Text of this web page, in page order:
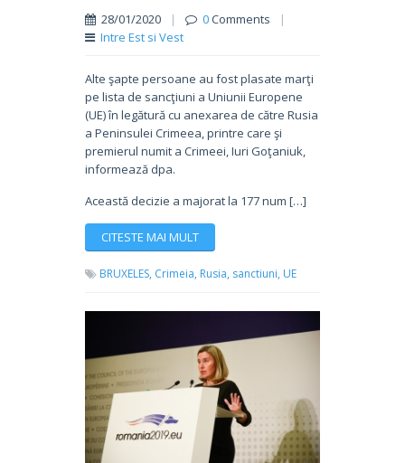
28/01/2020 | 0Comments
|
Intre Est si Vest
Alte şapte persoane au fost plasate marţi
pe lista de sancţiuni a Uniunii Europene
(UE) în legătură cu anexarea de către Rusia
a Peninsulei Crimeea, printre care şi
premierul numit a Crimeei, Iuri Goţaniuk,
informează dpa.
Această decizie a majorat la 177 num […]
CITESTE MAI MULT
BRUXELES, Crimeia, Rusia, sanctiuni, UE